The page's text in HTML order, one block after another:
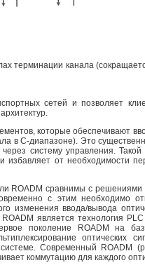
терминации канала
сетей и позволяет
которые обеспечивают
в С-диапазоне). Это
систему управления.
избавляет от необходимости
ROADM сравнимы с
с этим необходимо
изменения ввода/вывода
является технология
поколение ROADM на
оптических
Современный ROADM
коммутацию для каждого